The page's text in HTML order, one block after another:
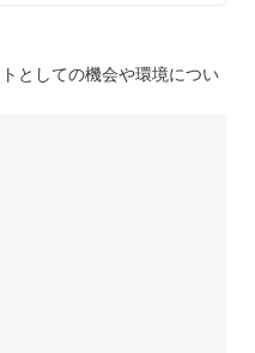
としての機会や環境につい